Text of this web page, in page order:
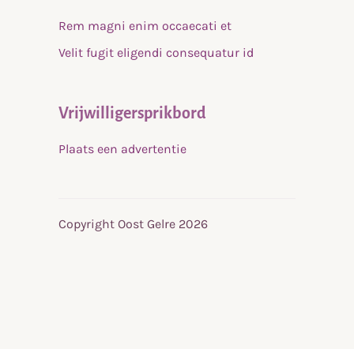
Rem magni enim occaecati et
Velit fugit eligendi consequatur id
Vrijwilligersprikbord
Plaats een advertentie
Copyright Oost Gelre 2026